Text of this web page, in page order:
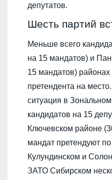
депутатов.
Шесть партий
Меньше всего
на 15 мандатов) и
15 мандатов) районах
претендента на
ситуация в
кандидатов на 15
Ключевском районе
мандат претендуют
Кулундинском и
ЗАТО Сибирском